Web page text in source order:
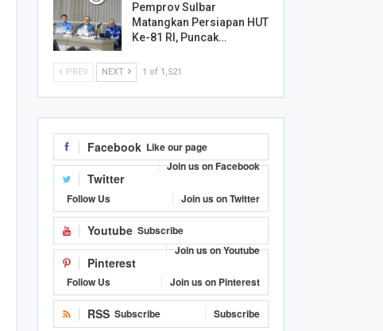
Pemprov Sulbar
Matangkan Persiapan HUT
Ke-81 RI, Puncak…
PREV NEXT 1 of 1,521
Facebook Like our page
Join us on Facebook
Twitter
Follow Us Join us on Twitter
Youtube Subscribe
Join us on Youtube
Pinterest
Follow Us Join us on Pinterest
RSS Subscribe Subscribe